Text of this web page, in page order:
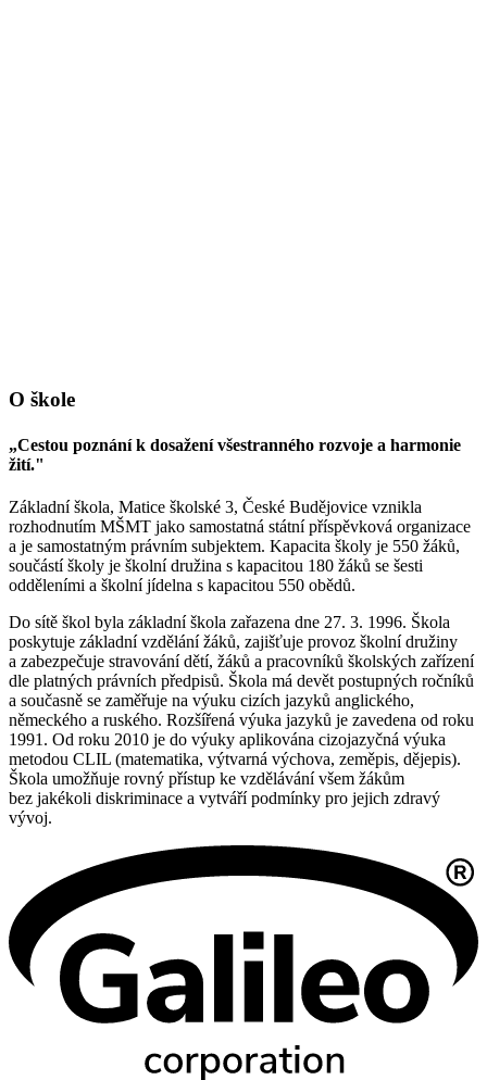
O škole
„Cestou poznání k dosažení všestranného rozvoje a harmonie
žití."
Základní škola, Matice školské 3, České Budějovice vznikla
rozhodnutím MŠMT jako samostatná státní příspěvková organizace
a je samostatným právním subjektem. Kapacita školy je 550 žáků,
součástí školy je školní družina s kapacitou 180 žáků se šesti
odděleními a školní jídelna s kapacitou 550 obědů.
Do sítě škol byla základní škola zařazena dne 27. 3. 1996. Škola
poskytuje základní vzdělání žáků, zajišťuje provoz školní družiny
a zabezpečuje stravování dětí, žáků a pracovníků školských zařízení
dle platných právních předpisů. Škola má devět postupných ročníků
a současně se zaměřuje na výuku cizích jazyků anglického,
německého a ruského. Rozšířená výuka jazyků je zavedena od roku
1991. Od roku 2010 je do výuky aplikována cizojazyčná výuka
metodou CLIL (matematika, výtvarná výchova, zeměpis, dějepis).
Škola umožňuje rovný přístup ke vzdělávání všem žákům
bez jakékoli diskriminace a vytváří podmínky pro jejich zdravý
vývoj.